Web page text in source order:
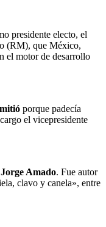
presidente electo, el
(RM), que México,
el motor de desarrollo
porque padecía
el vicepresidente
Jorge Amado. Fue autor
clavo y canela», entre